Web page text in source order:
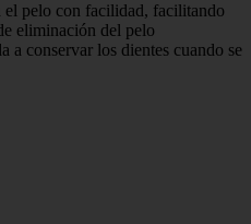
pelo con facilidad, facilitando
eliminación del pelo
a conservar los dientes cuando se